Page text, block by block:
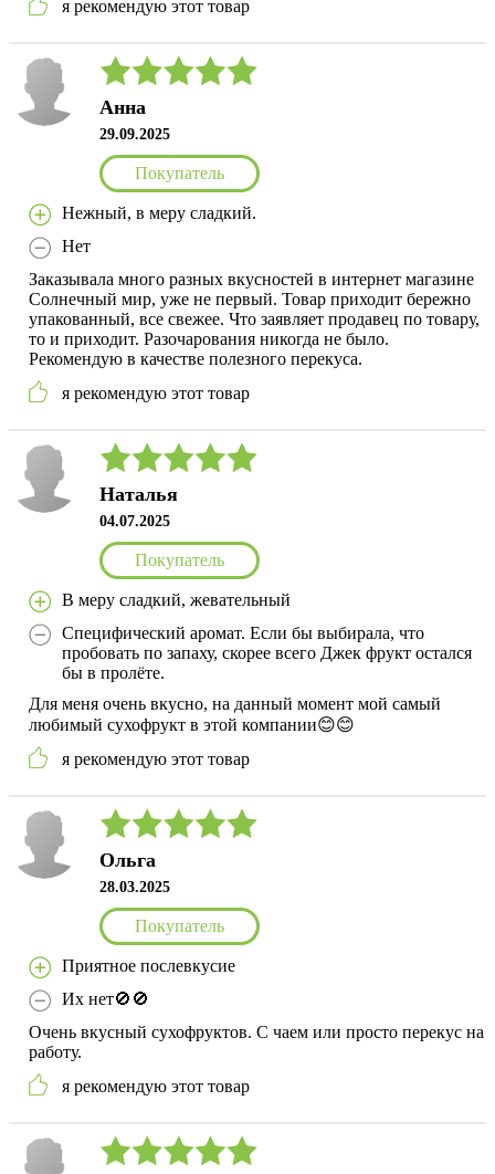
я рекомендую этот товар
Анна
29.09.2025
Покупатель
Нежный, в меру сладкий.
Нет
Заказывала много разных вкусностей в интернет магазине
Солнечный мир, уже не первый. Товар приходит бережно
упакованный, все свежее. Что заявляет продавец по товару,
то и приходит. Разочарования никогда не было.
Рекомендую в качестве полезного перекуса.
я рекомендую этот товар
Наталья
04.07.2025
Покупатель
В меру сладкий, жевательный
Специфический аромат. Если бы выбирала, что
пробовать по запаху, скорее всего Джек фрукт остался
бы в пролёте.
Для меня очень вкусно, на данный момент мой самый
любимый сухофрукт в этой компании😊😊
я рекомендую этот товар
Ольга
28.03.2025
Покупатель
Приятное послевкусие
Их нет🚫🚫
Очень вкусный сухофруктов. С чаем или просто перекус на
работу.
я рекомендую этот товар